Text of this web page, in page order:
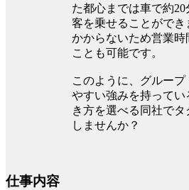
た都心までは車で約
客を乗せることがで
かからないため営業
ことも可能です。
このように、グルー
やすい強みを持って
き方を選べる同社で
しませんか？
仕事内容